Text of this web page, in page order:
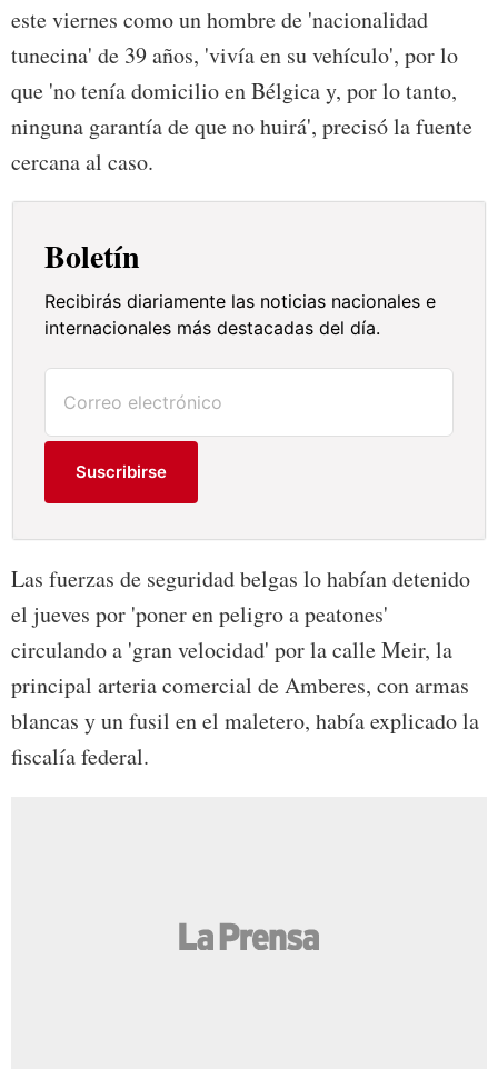
este viernes como un hombre de 'nacionalidad
tunecina' de 39 años, 'vivía en su vehículo', por lo
que 'no tenía domicilio en Bélgica y, por lo tanto,
ninguna garantía de que no huirá', precisó la fuente
cercana al caso.
Boletín
Recibirás diariamente las noticias nacionales e
internacionales más destacadas del día.
Suscribirse
Las fuerzas de seguridad belgas lo habían detenido
el jueves por 'poner en peligro a peatones'
circulando a 'gran velocidad' por la calle Meir, la
principal arteria comercial de Amberes, con armas
blancas y un fusil en el maletero, había explicado la
fiscalía federal.